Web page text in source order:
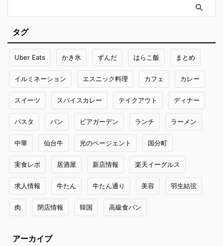
タグ
Uber Eats かき氷 ずんだ はらこ飯 まとめ
イルミネーション エスニック料理 カフェ カレー
スイーツ スパイスカレー テイクアウト ディナー
パスタ パン ビアガーデン ランチ ラーメン
中華 仙台牛 光のページェント 国分町
実食レポ 居酒屋 新店情報 楽天イーグルス
求人情報 牛たん 牛たん通り 美容 羽生結弦
肉 閉店情報 韓国 高級食パン
アーカイブ